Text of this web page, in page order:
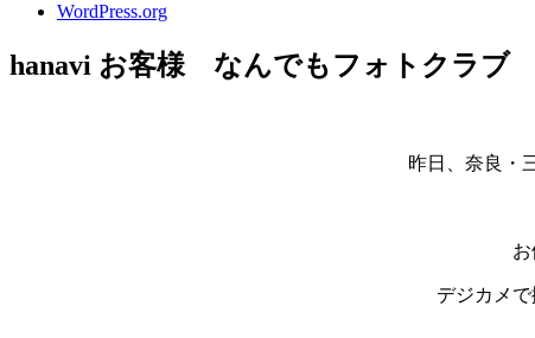
WordPress.org
hanavi お客様 なんでもフォトク
昨日、奈良・
デジカメ